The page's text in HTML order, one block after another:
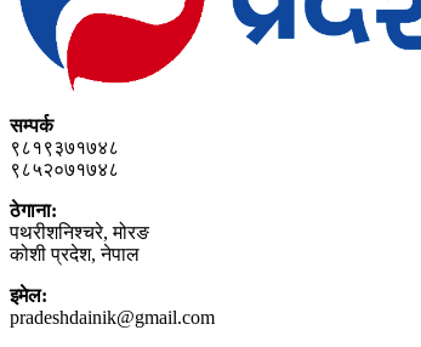
सम्पर्क
९८१९३७१७४८
९८५२०७१७४८
ठेगाना:
पथरीशनिश्‍चरे, मोरङ
कोशी प्रदेश, नेपाल
इमेल:
pradeshdainik@gmail.com